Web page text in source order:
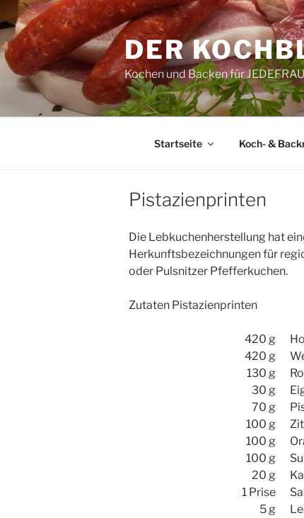
Zum
Inhalt
springen
DER
Kochen und Backen für
Startseite Koch- &
Pistazienprinten
Die Lebkuchenherstellung hat
Herkunftsbezeichnungen für
oder Pulsnitzer Pfefferkuchen.
Zutaten Pistazienprinten
420 g
420 g
130 g
30 g
70 g
100 g
100 g
100 g
20 g
1 Prise
5 g